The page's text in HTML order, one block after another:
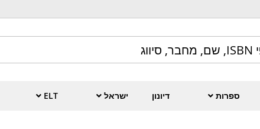
ספרות דיונון ישראל ELT